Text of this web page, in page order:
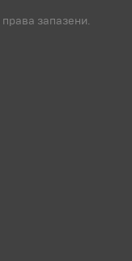
запазени.